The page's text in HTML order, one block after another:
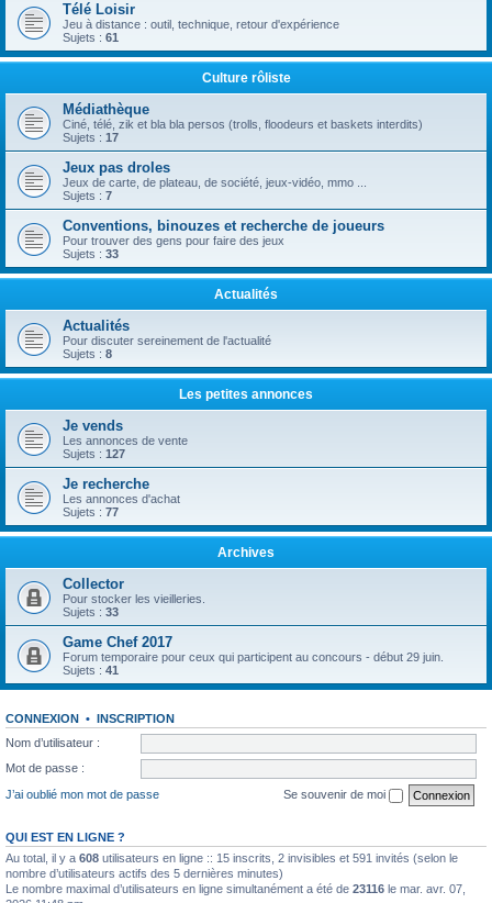
Télé Loisir
Jeu à distance : outil, technique, retour d'expérience
Sujets : 61
Culture rôliste
Médiathèque
Ciné, télé, zik et bla bla persos (trolls, floodeurs et baskets interdits)
Sujets : 17
Jeux pas droles
Jeux de carte, de plateau, de société, jeux-vidéo, mmo ...
Sujets : 7
Conventions, binouzes et recherche de joueurs
Pour trouver des gens pour faire des jeux
Sujets : 33
Actualités
Actualités
Pour discuter sereinement de l'actualité
Sujets : 8
Les petites annonces
Je vends
Les annonces de vente
Sujets : 127
Je recherche
Les annonces d'achat
Sujets : 77
Archives
Collector
Pour stocker les vieilleries.
Sujets : 33
Game Chef 2017
Forum temporaire pour ceux qui participent au concours - début 29 juin.
Sujets : 41
CONNEXION • INSCRIPTION
Nom d’utilisateur :
Mot de passe :
J’ai oublié mon mot de passe
Se souvenir de moi
QUI EST EN LIGNE ?
Au total, il y a 608 utilisateurs en ligne :: 15 inscrits, 2 invisibles et 591 invités (selon le
nombre d’utilisateurs actifs des 5 dernières minutes)
Le nombre maximal d’utilisateurs en ligne simultanément a été de 23116 le mar. avr. 07,